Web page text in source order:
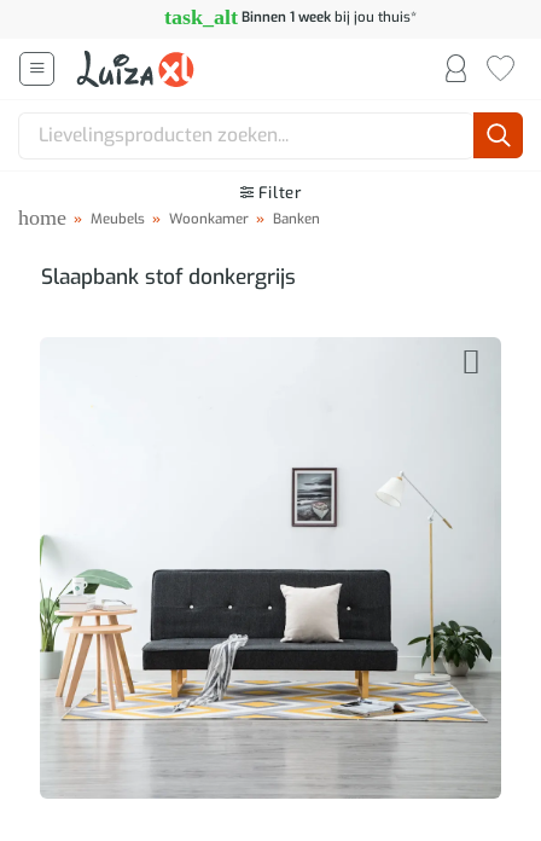
inhoud
task_alt Binnen 1 weekbij jou thuis*
Zoeken
Filter
home » Meubels » Woonkamer » Banken
Slaapbank stof donkergrijs